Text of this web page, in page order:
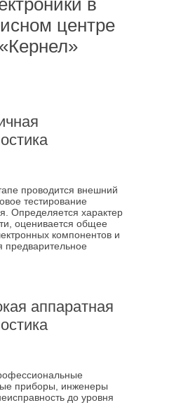
в
центре
«Кернел»
проводится внешний
тестирование
Определяется характер
оценивается общее
компонентов и
предварительное
аппаратная
приборы, инженеры
до уровня